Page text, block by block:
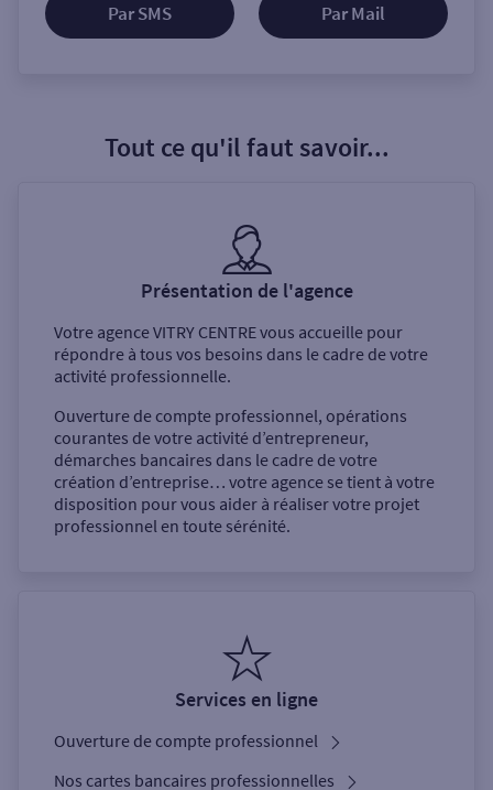
Par SMS Par Mail
Tout ce qu'il faut savoir...
Présentation de l'agence
Votre agenceVITRY CENTREvous accueille pour
répondre à tous vos besoins dans le cadre de votre
activité professionnelle.
Ouverture de compte professionnel, opérations
courantes de votre activité d’entrepreneur,
démarches bancaires dans le cadre de votre
création d’entreprise… votre agence se tient à votre
disposition pour vous aider à réaliser votre projet
professionnel en toute sérénité.
Services en ligne
Ouverture de compte professionnel
Nos cartes bancaires professionnelles